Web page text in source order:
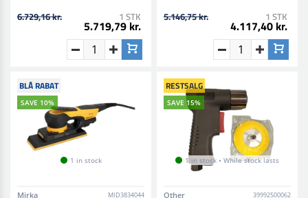
6.729,16 kr. 1 STK
5.719,79 kr.
5.146,75 kr. 1 STK
4.117,40 kr.
BLÅ RABAT
SAVE 10%
1 in stock
Mirka MID3834044
RESTSALG
SAVE 15%
1 in stock • While stock lasts
Other 39992500062